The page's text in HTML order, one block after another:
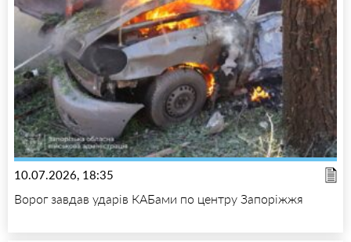
10.07.2026, 18:35
Ворог завдав ударів КАБами по центру Запоріжжя